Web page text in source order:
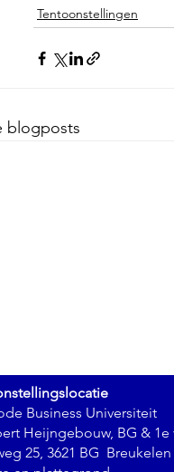
Tentoonstellingen
blogposts
Business Universiteit
Heijngebouw, BG & 1e
25, 3621 BG Breukelen